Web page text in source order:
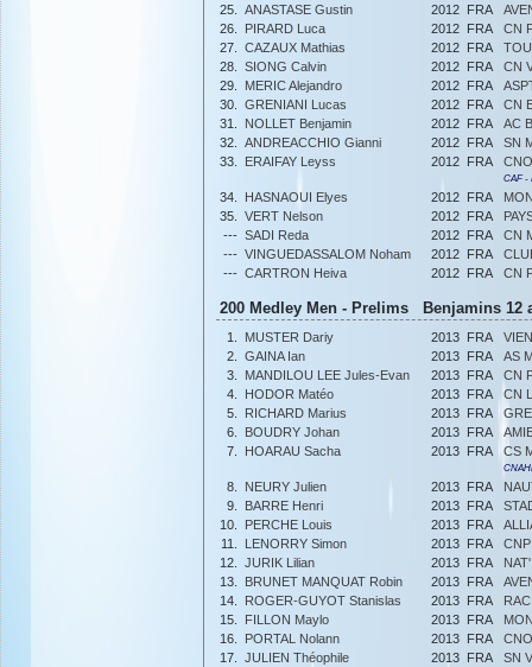
25.
ANASTASE Gustin 2012 FRA
26.
PIRARD Luca 2012 FRA
CN
27.
CAZAUX Mathias 2012 FRA
28.
SIONG Calvin 2012 FRA
CN
29.
MERIC Alejandro 2012 FRA
30.
GRENIANI Lucas 2012 FRA
CN
31.
NOLLET Benjamin 2012 FRA
AC
32.
ANDREACCHIO Gianni 2012 FRA
SN
33.
ERAIFAY Leyss 2012 FRA
CAF -
34. HASNAOUI Elyes 2012 FRA
35.
VERT Nelson 2012 FRA
--- SADI Reda 2012 FRA
CN
--- VINGUEDASSALOM Noham 2012 FRA
--- CARTRON Heiva 2012 FRA CN
200 Medley Men - Prelims Benjamins 12
1. MUSTER Dariy 2013 FRA
2.
GAINA Ian 2013 FRA
AS
3.
MANDILOU LEE Jules-Evan 2013 FRA
CN
4.
HODOR Matéo 2013 FRA
CN
5.
RICHARD Marius 2013 FRA
6.
BOUDRY Johan 2013 FRA
7.
HOARAU Sacha 2013 FRA CS
8. NEURY Julien 2013 FRA
9.
BARRE Henri 2013 FRA
10.
PERCHE Louis 2013 FRA
11.
LENORRY Simon 2013 FRA
12.
JURIK Lilian 2013 FRA
13.
BRUNET MANQUAT Robin 2013 FRA
14.
ROGER-GUYOT Stanislas 2013 FRA
15.
FILLON Maylo 2013 FRA
16.
PORTAL Nolann 2013 FRA
17.
JULIEN Théophile 2013 FRA
SN